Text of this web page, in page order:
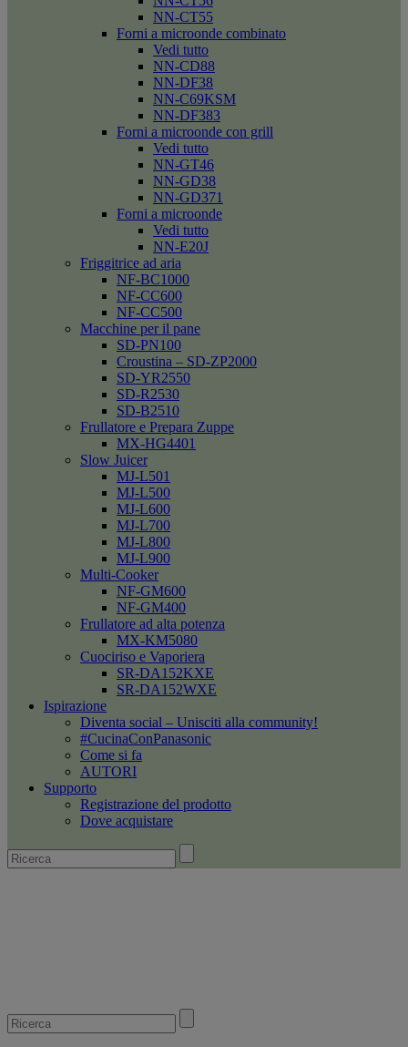
NN-CT55
Forni a microonde combinato
Vedi tutto
NN-CD88
NN-DF38
NN-C69KSM
NN-DF383
Forni a microonde con grill
Vedi tutto
NN-GT46
NN-GD38
NN-GD371
Forni a microonde
Vedi tutto
NN-E20J
Friggitrice ad aria
NF-BC1000
NF-CC600
NF-CC500
Macchine per il pane
SD-PN100
Croustina – SD-ZP2000
SD-YR2550
SD-R2530
SD-B2510
Frullatore e Prepara Zuppe
MX-HG4401
Slow Juicer
MJ-L501
MJ-L500
MJ-L600
MJ-L700
MJ-L800
MJ-L900
Multi-Cooker
NF-GM600
NF-GM400
Frullatore ad alta potenza
MX-KM5080
Cuociriso e Vaporiera
SR-DA152KXE
SR-DA152WXE
Ispirazione
Diventa social – Unisciti alla community!
#CucinaConPanasonic
Come si fa
AUTORI
Supporto
Registrazione del prodotto
Dove acquistare